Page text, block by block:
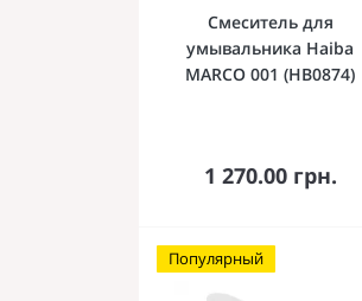
Смеситель для
умывальника Haiba
MARCO 001 (HB0874)
1 270.00 грн.
В корзину
Популярный